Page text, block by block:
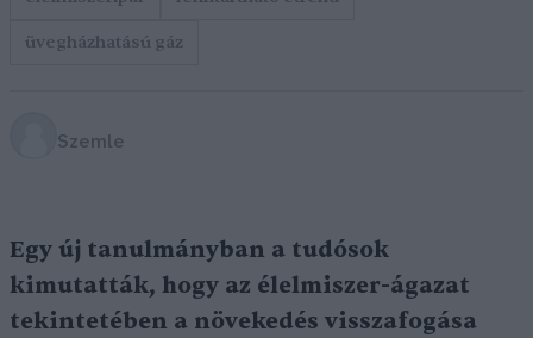
üvegházhatású gáz
Szemle
Egy új tanulmányban a tudósok
kimutatták, hogy az élelmiszer-ágazat
tekintetében a növekedés visszafogása